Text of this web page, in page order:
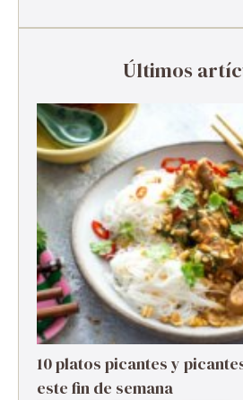
Últimos
10 platos picantes y
este fin de semana